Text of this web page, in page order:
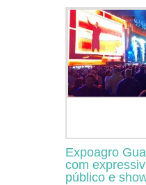
Expoagro
com
público e